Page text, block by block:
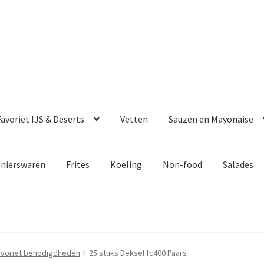
IJS & Deserts Vetten Sauzen en Mayonaise
Frites Koeling Non-food Salades
benodigdheden 25 stuks Deksel fc400 Paars